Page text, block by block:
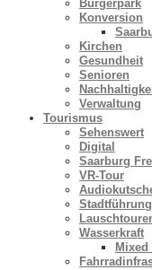
Bürgerpark
Konversion
Kirchen
Gesundheit
Senioren
Verwaltung
Tourismus
Sehenswert
Digital
Saarburg
VR-Tour
Wasserkraft
Mixed